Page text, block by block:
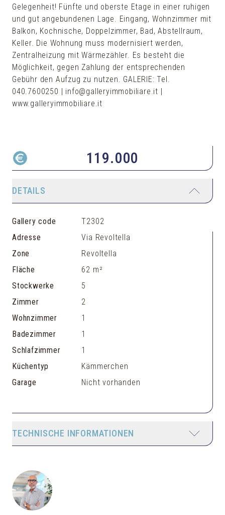
Gelegenheit! Fünfte und oberste Etage in einer ruhigen
und gut angebundenen Lage. Eingang, Wohnzimmer mit
Balkon, Kochnische, Doppelzimmer, Bad, Abstellraum,
Keller. Die Wohnung muss modernisiert werden,
Zentralheizung mit Wärmezähler. Es besteht die
Möglichkeit, gegen Zahlung der entsprechenden
Gebühr den Aufzug zu nutzen. GALERIE: Tel.
040.7600250 | info@galleryimmobiliare.it |
www.galleryimmobiliare.it
119.000
DETAILS
Gallery code
T2302
Adresse
Via Revoltella
Zone
Revoltella
Fläche
62 m²
Stockwerke
5
Zimmer
2
Wohnzimmer
1
Badezimmer
1
Schlafzimmer
1
Küchentyp
Kämmerchen
Garage
Nicht vorhanden
TECHNISCHE INFORMATIONEN